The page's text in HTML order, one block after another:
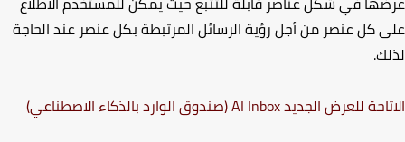
كل عنصر من أجل رؤية الرسائل المرتبطة بكل عنصر عند الحاجة
للعرض الجديدAI Inbox (صندوق الوارد بالذكاء الاصطناعي)